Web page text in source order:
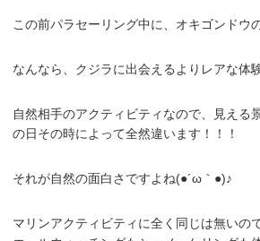
この前パラセーリング中に、オキゴンドウ
なんなら、クジラに出会えるよりレアな体
自然相手のアクティビティなので、見える
の日その時によって全然違います！！！
それが自然の面白さですよね(●´ω｀●)♪
マリンアクティビティに全く同じは無いの